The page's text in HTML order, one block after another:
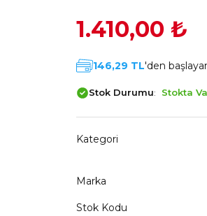
1.410,00 ₺
146,29 TL'den
Stok Durumu Stokta
Kategori
Marka
Stok Kodu